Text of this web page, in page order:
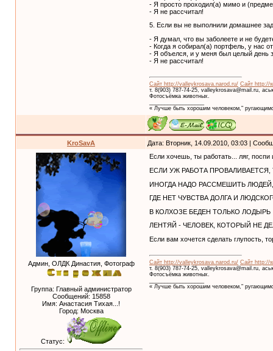
- Я просто проходил(а) мимо и
- Я не рассчитал!
5. Если вы не выполнили домашнее
- Я думал, что вы заболеете и не
- Когда я собирал(а) портфель, у нас
- Я объелся, и у меня был целый день
- Я не рассчитал!
Сайт http://valleykrosava.narod.ru/ Сайт http://
т. 8(903) 787-74-25, valleykrosava@mail.ru,
Фотосъёмка животных.
« Лучше быть хорошим человеком,"
KroSavA Дата: Вторник, 14.09.2010, 03:03 |
Админ, ОЛДК Династия, Фотограф
Группа: Главный администратор
Сообщений: 15858
Имя: Анастасия Тихая...!
Город: Москва
Статус:
Если хочешь, ты работать... ляг, поспи
ЕСЛИ УЖ РАБОТА
ИНОГДА НАДО РАССМЕШИТЬ
ГДЕ НЕТ ЧУВСТВА ДОЛГА И
В КОЛХОЗЕ БЕДЕН ТОЛЬКО ЛОДЫРЬ
ЛЕНТЯЙ - ЧЕЛОВЕК, КОТОРЫЙ НЕ
Если вам хочется сделать глупость,
Сайт http://valleykrosava.narod.ru/ Сайт http://
т. 8(903) 787-74-25, valleykrosava@mail.ru,
Фотосъёмка животных.
« Лучше быть хорошим человеком,"